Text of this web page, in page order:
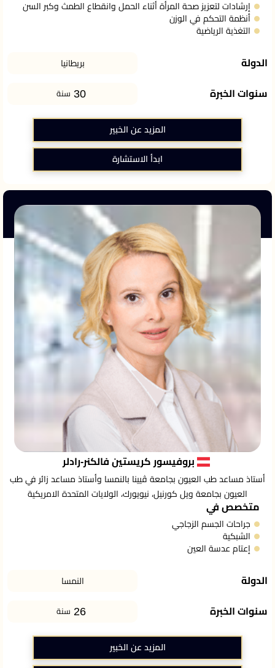
إرشادات لتعزيز صحة المرأة أثناء الحمل وانقطاع الطمث وكبر السن
أنظمة التحكم في الوزن
التغذية الرياضية
الدولة بريطانيا
سنوات الخبرة 30 سنة
المزيد عن الخبير
ابدأ الاستشارة
بروفيسور كريستين فالكنر-رادلر
أستاذ مساعد طب العيون بجامعة ڤيينا بالنمسا وأستاذ مساعد زائر في طب
العيون بجامعة ويل كورنيل، نيويورك، الولايات المتحدة الامريكية
متخصص في
جراحات الجسم الزجاجي
الشبكية
إعتام عدسة العين
الدولة النمسا
سنوات الخبرة 26 سنة
المزيد عن الخبير